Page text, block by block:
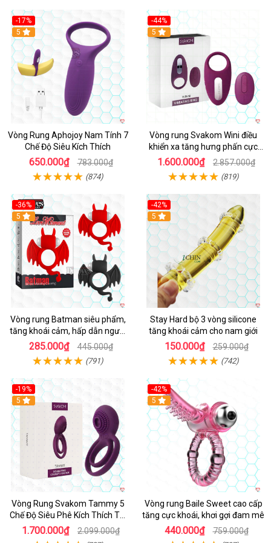
-17%
Hot
5
Vòng Rung Aphojoy Nam Tính 7
Chế Độ Siêu Kích Thích
650.000₫ 783.000₫
(874)
-44%
5
Vòng rung Svakom Wini điều
khiển xa tăng hưng phấn cực
đỉnh
1.600.000₫ 2.857.000₫
(819)
-36%
5
Vòng rung Batman siêu phẩm,
tăng khoái cảm, hấp dẫn người
dùng
285.000₫ 445.000₫
(791)
-42%
5
Stay Hard bộ 3 vòng silicone
tăng khoái cảm cho nam giới
150.000₫ 259.000₫
(742)
-19%
5
Vòng Rung Svakom Tammy 5
Chế Độ Siêu Phê Kích Thích Tối
Đa
1.700.000₫ 2.099.000₫
-42%
5
Vòng rung Baile Sweet cao cấp
tăng cực khoái, khơi gợi đam mê
440.000₫ 759.000₫